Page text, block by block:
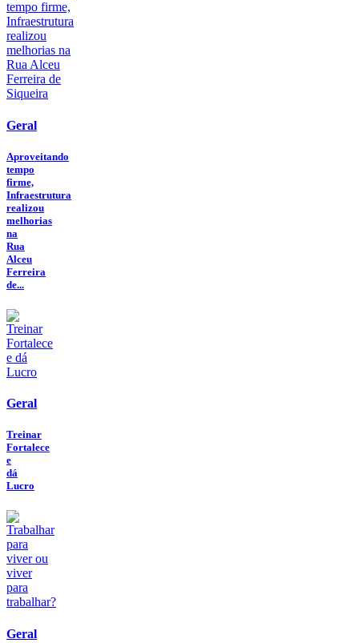
Geral
Aproveitando
tempo
firme,
Infraestrutura
realizou
melhorias
na
Rua
Alceu
Ferreira
de...
Geral
Treinar
Fortalece
e
dá
Lucro
Geral